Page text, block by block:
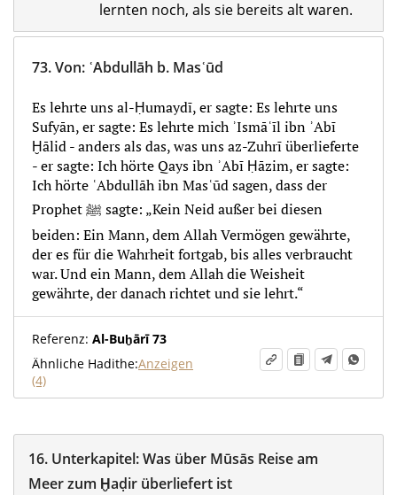
lernten noch, als sie bereits alt waren.
73.Von: ʿAbdullāh b. Masʿūd
Es lehrte uns al-Ḥumaydī, er sagte: Es lehrte uns
Sufyān, er sagte: Es lehrte mich ʾIsmāʿīl ibn ʾAbī
Ḫālid - anders als das, was uns az-Zuhrī überlieferte
- er sagte: Ich hörte Qays ibn ʾAbī Ḥāzim, er sagte:
Ich hörte ʿAbdullāh ibn Masʿūd sagen, dass der
Prophet ﷺ sagte: „Kein Neid außer bei diesen
beiden: Ein Mann, dem Allah Vermögen gewährte,
der es für die Wahrheit fortgab, bis alles verbraucht
war. Und ein Mann, dem Allah die Weisheit
gewährte, der danach richtet und sie lehrt.“
Referenz: Al-Buḫārī 73
Ähnliche Hadithe:Anzeigen
(4)
16. Unterkapitel:Was über Mūsās Reise am
Meer zum Ḫaḍir überliefert ist